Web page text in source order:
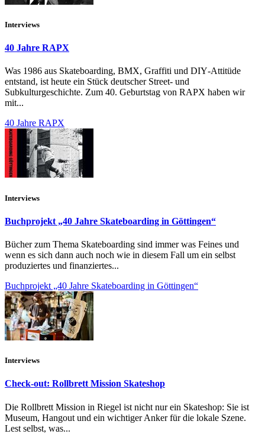
Interviews
40 Jahre RAPX
Was 1986 aus Skateboarding, BMX, Graffiti und DIY‑Attitüde
entstand, ist heute ein Stück deutscher Street‑ und
Subkulturgeschichte. Zum 40. Geburtstag von RAPX haben wir
mit...
40 Jahre RAPX
Interviews
Buchprojekt „40 Jahre Skateboarding in Göttingen“
Bücher zum Thema Skateboarding sind immer was Feines und
wenn es sich dann auch noch wie in diesem Fall um ein selbst
produziertes und finanziertes...
Buchprojekt „40 Jahre Skateboarding in Göttingen“
Interviews
Check-out: Rollbrett Mission Skateshop
Die Rollbrett Mission in Riegel ist nicht nur ein Skateshop: Sie ist
Museum, Hangout und ein wichtiger Anker für die lokale Szene.
Lest selbst, was...